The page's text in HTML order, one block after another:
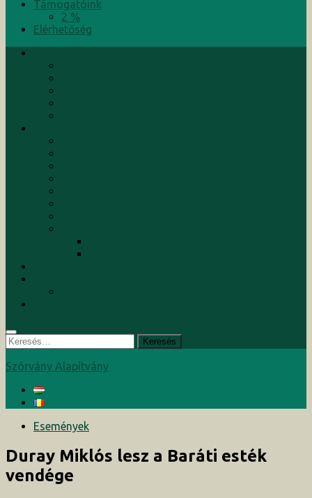
Támogatóink
2 %
Elérhetőség
Keresés:
Szórvány Alapítvány
Események
Duray Miklós lesz a Baráti esték
vendége